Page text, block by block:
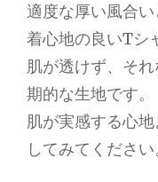
適度な厚い風合
着心地の良いTシ
肌が透けず、そ
期的な生地です。
肌が実感する心
してみてください